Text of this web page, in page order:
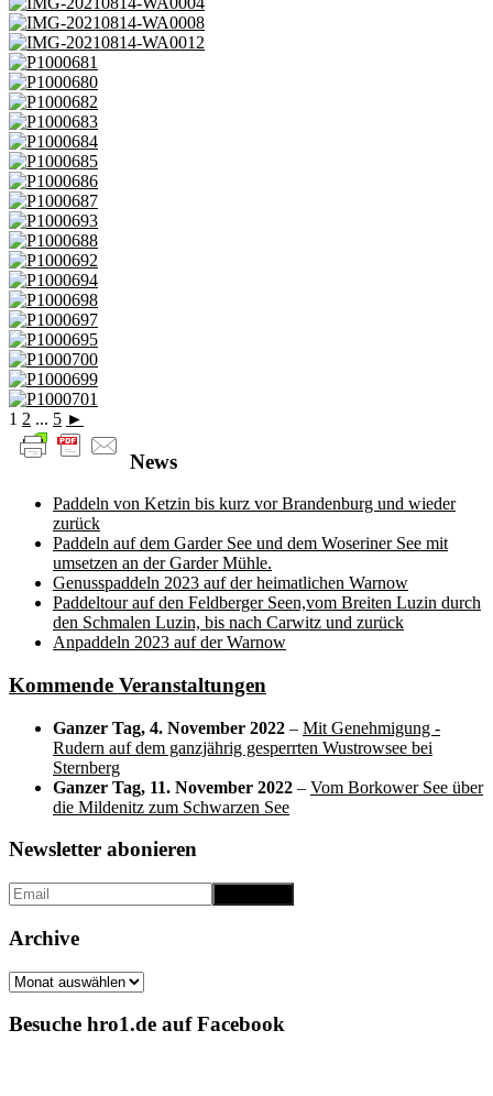
1 2 ... 5 ►
News
Paddeln von Ketzin bis kurz vor Brandenburg und wieder
zurück
Paddeln auf dem Garder See und dem Woseriner See mit
umsetzen an der Garder Mühle.
Genusspaddeln 2023 auf der heimatlichen Warnow
Paddeltour auf den Feldberger Seen,vom Breiten Luzin durch
den Schmalen Luzin, bis nach Carwitz und zurück
Anpaddeln 2023 auf der Warnow
Kommende Veranstaltungen
Ganzer Tag, 4. November 2022 – Mit Genehmigung -
Rudern auf dem ganzjährig gesperrten Wustrowsee bei
Sternberg
Ganzer Tag, 11. November 2022 – Vom Borkower See über
die Mildenitz zum Schwarzen See
Newsletter abonieren
Archive
Archive
Besuche hro1.de auf Facebook